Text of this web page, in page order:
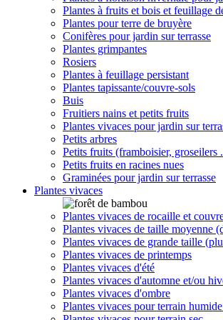
Plantes à fruits et bois et feuillage
Plantes pour terre de bruyère
Conifères pour jardin sur terrasse
Plantes grimpantes
Rosiers
Plantes à feuillage persistant
Plantes tapissante/couvre-sols
Buis
Fruitiers nains et petits fruits
Plantes vivaces pour jardin sur
Petits arbres
Petits fruits (framboisier, groseilers
Petits fruits en racines nues
Graminées pour jardin sur terrasse
Plantes vivaces
Plantes vivaces de rocaille et
Plantes vivaces de taille moyenne
Plantes vivaces de grande taille
Plantes vivaces de printemps
Plantes vivaces d'été
Plantes vivaces d'automne et/ou
Plantes vivaces d'ombre
Plantes vivaces pour terrain